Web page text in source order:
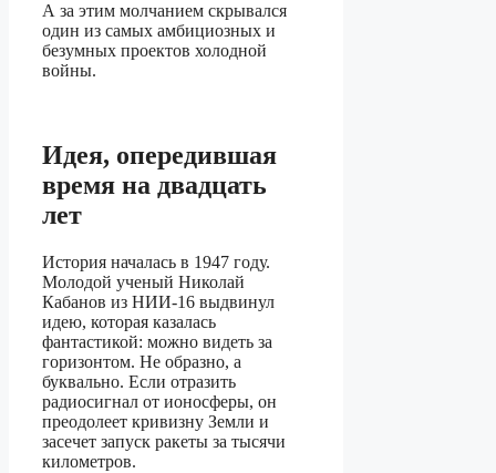
А за этим молчанием скрывался
один из самых амбициозных и
безумных проектов холодной
войны.
Идея, опередившая
время на двадцать
лет
История началась в 1947 году.
Молодой ученый Николай
Кабанов из НИИ-16 выдвинул
идею, которая казалась
фантастикой: можно видеть за
горизонтом. Не образно, а
буквально. Если отразить
радиосигнал от ионосферы, он
преодолеет кривизну Земли и
засечет запуск ракеты за тысячи
километров.